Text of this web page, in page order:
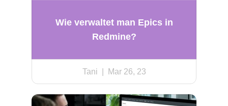
Wie verwaltet man Epics in
Redmine?
Tani | Mar 26, 23